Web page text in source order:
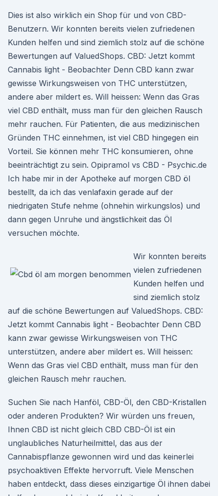
Dies ist also wirklich ein Shop für und von CBD-
Benutzern. Wir konnten bereits vielen zufriedenen
Kunden helfen und sind ziemlich stolz auf die schöne
Bewertungen auf ValuedShops. CBD: Jetzt kommt
Cannabis light - Beobachter Denn CBD kann zwar
gewisse Wirkungsweisen von THC unterstützen,
andere aber mildert es. Will heissen: Wenn das Gras
viel CBD enthält, muss man für den gleichen Rausch
mehr rauchen. Für Patienten, die aus medizinischen
Gründen THC einnehmen, ist viel CBD hingegen ein
Vorteil. Sie können mehr THC konsumieren, ohne
beeinträchtigt zu sein. Opipramol vs CBD - Psychic.de
Ich habe mir in der Apotheke auf morgen CBD öl
bestellt, da ich das venlafaxin gerade auf der
niedrigaten Stufe nehme (ohnehin wirkungslos) und
dann gegen Unruhe und ängstlichkeit das Öl
versuchen möchte.
Wir konnten bereits
vielen zufriedenen
Kunden helfen und
sind ziemlich stolz
auf die schöne Bewertungen auf ValuedShops. CBD:
Jetzt kommt Cannabis light - Beobachter Denn CBD
kann zwar gewisse Wirkungsweisen von THC
unterstützen, andere aber mildert es. Will heissen:
Wenn das Gras viel CBD enthält, muss man für den
gleichen Rausch mehr rauchen.
Suchen Sie nach Hanföl, CBD-Öl, den CBD-Kristallen
oder anderen Produkten? Wir würden uns freuen,
Ihnen CBD ist nicht gleich CBD CBD-Öl ist ein
unglaubliches Naturheilmittel, das aus der
Cannabispflanze gewonnen wird und das keinerlei
psychoaktiven Effekte hervorruft. Viele Menschen
haben entdeckt, dass dieses einzigartige Öl ihnen dabei